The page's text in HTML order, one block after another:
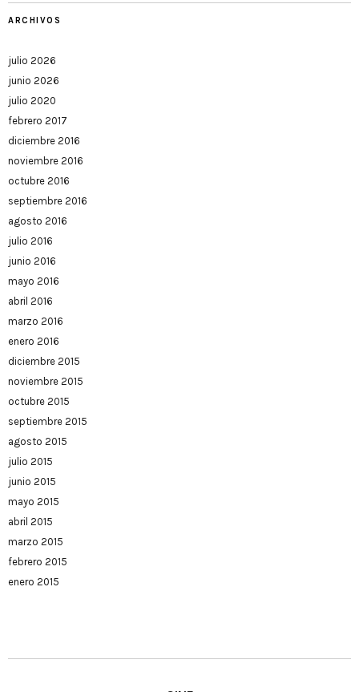
ARCHIVOS
julio 2026
junio 2026
julio 2020
febrero 2017
diciembre 2016
noviembre 2016
octubre 2016
septiembre 2016
agosto 2016
julio 2016
junio 2016
mayo 2016
abril 2016
marzo 2016
enero 2016
diciembre 2015
noviembre 2015
octubre 2015
septiembre 2015
agosto 2015
julio 2015
junio 2015
mayo 2015
abril 2015
marzo 2015
febrero 2015
enero 2015